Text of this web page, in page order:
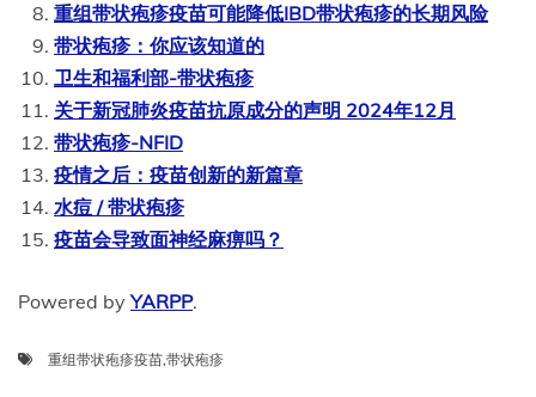
重组带状疱疹疫苗可能降低IBD带状疱疹的长期风险
带状疱疹：你应该知道的
卫生和福利部-带状疱疹
关于新冠肺炎疫苗抗原成分的声明 2024年12月
带状疱疹-NFID
疫情之后：疫苗创新的新篇章
水痘 / 带状疱疹
疫苗会导致面神经麻痹吗？
Powered byYARPP.
重组带状疱疹疫苗,带状疱疹